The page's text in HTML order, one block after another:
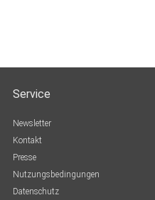
Service
Newsletter
Kontakt
Presse
Nutzungsbedingungen
Datenschutz